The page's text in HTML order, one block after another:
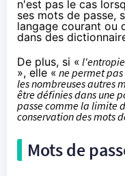
n'est pas le cas
ses mots de passe,
langage courant ou
dans des
De plus, si «
», elle « ne permet
les nombreuses autres
être définies dans une
passe comme la limite
conservation des mots
Mots de